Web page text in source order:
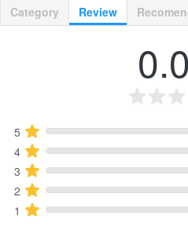
Category Review
0.0
5
4
3
2
1